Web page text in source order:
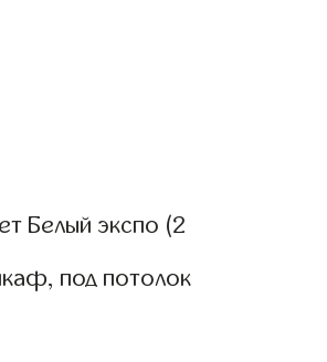
Белый экспо (2
под потолок